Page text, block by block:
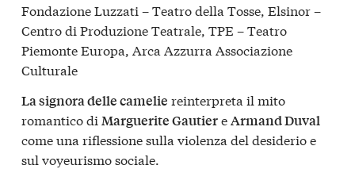
Fondazione Luzzati – Teatro della Tosse, Elsinor –
Centro di Produzione Teatrale, TPE – Teatro
Piemonte Europa, Arca Azzurra Associazione
Culturale
La signora delle camelie reinterpreta il mito
romantico di Marguerite GautiereArmand Duval
come una riflessione sulla violenza del desiderio e
sul voyeurismo sociale.